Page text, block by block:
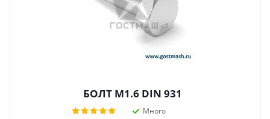
БОЛТ М1.6 DIN 931
Много